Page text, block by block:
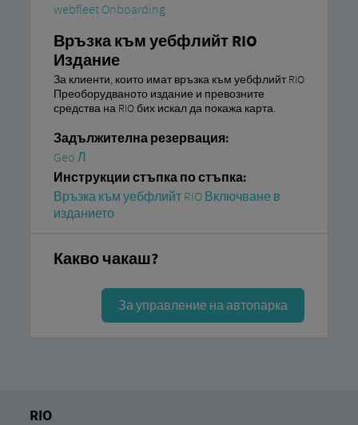
webfleet Onboarding
Връзка към уебфлийт RIO
Издание
За клиенти, които имат връзка към уебфлийт RIO
Преоборудваното издание и превозните
средства на RIO бих искал да покажа карта.
Задължителна резервация:
Geo Л
Инструкции стъпка по стъпка:
Връзка към уебфлийт RIO Включване в
изданието
Какво чакаш?
За управление на автопарка
RIO